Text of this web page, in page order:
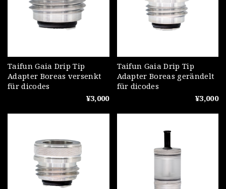
Taifun Gaia Drip Tip
Adapter Boreas versenkt
für dicodes
¥3,000
Taifun Gaia Drip Tip
Adapter Boreas gerändelt
für dicodes
¥3,000